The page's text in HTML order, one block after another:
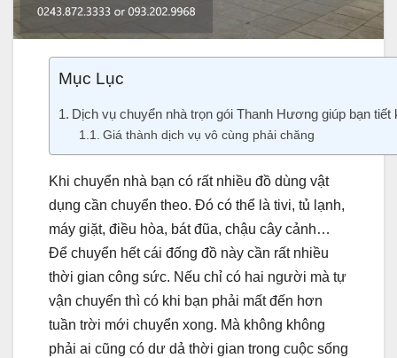
Mục Lục
Dịch vụ chuyển nhà trọn gói Thanh Hương giúp bạn tiết
Giá thành dịch vụ vô cùng phải chăng
Khi chuyển nhà bạn có rất nhiều đồ dùng vật
dụng cần chuyển theo. Đó có thể là tivi, tủ lạnh,
máy giặt, điều hòa, bát đũa, chậu cây cảnh…
Để chuyển hết cái đống đồ này cần rất nhiều
thời gian công sức. Nếu chỉ có hai người mà tự
vận chuyển thì có khi bạn phải mất đến hơn
tuần trời mới chuyển xong. Mà không không
phải ai cũng có dư dả thời gian trong cuộc sống